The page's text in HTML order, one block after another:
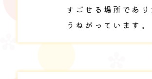
すごせる場所であり
うねがっています。